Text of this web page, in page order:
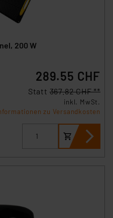
200 W
289.55 CHF
Statt367.82 CHF **
inkl. MwSt.
zu Versandkosten